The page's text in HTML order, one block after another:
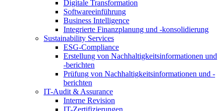
Digitale Transformation
Softwareeinführung
Business Intelligence
Integrierte Finanzplanung und -konsolidierung
Sustainability Services
ESG-Compliance
Erstellung von Nachhaltigkeitsinformationen und
-berichten
Prüfung von Nachhaltigkeitsinformationen und -
berichten
IT-Audit & Assurance
Interne Revision